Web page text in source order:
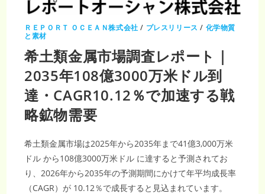
ＲＥＰＯＲＴ ＯＣＥＡＮ株式会社 / プレスリリース / 化学物質
と素材
希土類金属市場調査レポート｜
2035年108億3000万米ドル到
達・CAGR10.12％で加速する戦
略鉱物需要
希土類金属市場は2025年から2035年まで41億3,000万米
ドル から108億3000万米ドル に達すると予測されてお
り、2026年から2035年の予測期間にかけて年平均成長率
（CAGR）が 10.12％で成長すると見込まれています。